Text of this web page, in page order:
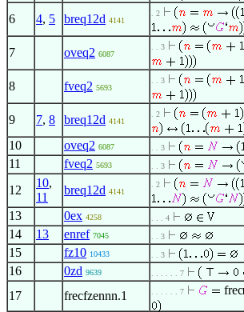
6 4, 5 breq12d 4141
. 2
7 oveq2 6087
. . 3
8 fveq2 5693
. . 3
9 7, 8 breq12d 4141
. 2
10 oveq2 6087 . . 3
11 fveq2 5693 . . 3
12
10,
11
breq12d 4141
. 2
13 0ex 4258 . . . 4
14 13 enref 7045 . . 3
15 fz10 10433 . . 3
16 0zd 9639 . . . . . . 7
17 frecfzennn.1 . . . . . . 7 frec